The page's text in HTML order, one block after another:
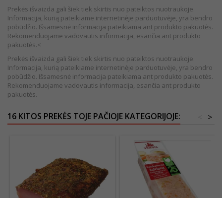
Prekės išvaizda gali šiek tiek skirtis nuo pateiktos nuotraukoje.
Informacija, kurią pateikiame internetinėje parduotuvėje, yra bendro
pobūdžio. Išsamesnė informacija pateikiama ant produkto pakuotės.
Rekomenduojame vadovautis informacija, esančia ant produkto
pakuotės.<
Prekės išvaizda gali šiek tiek skirtis nuo pateiktos nuotraukoje.
Informacija, kurią pateikiame internetinėje parduotuvėje, yra bendro
pobūdžio. Išsamesnė informacija pateikiama ant produkto pakuotės.
Rekomenduojame vadovautis informacija, esančia ant produkto
pakuotės.
16 KITOS PREKĖS TOJE PAČIOJE KATEGORIJOJE: >